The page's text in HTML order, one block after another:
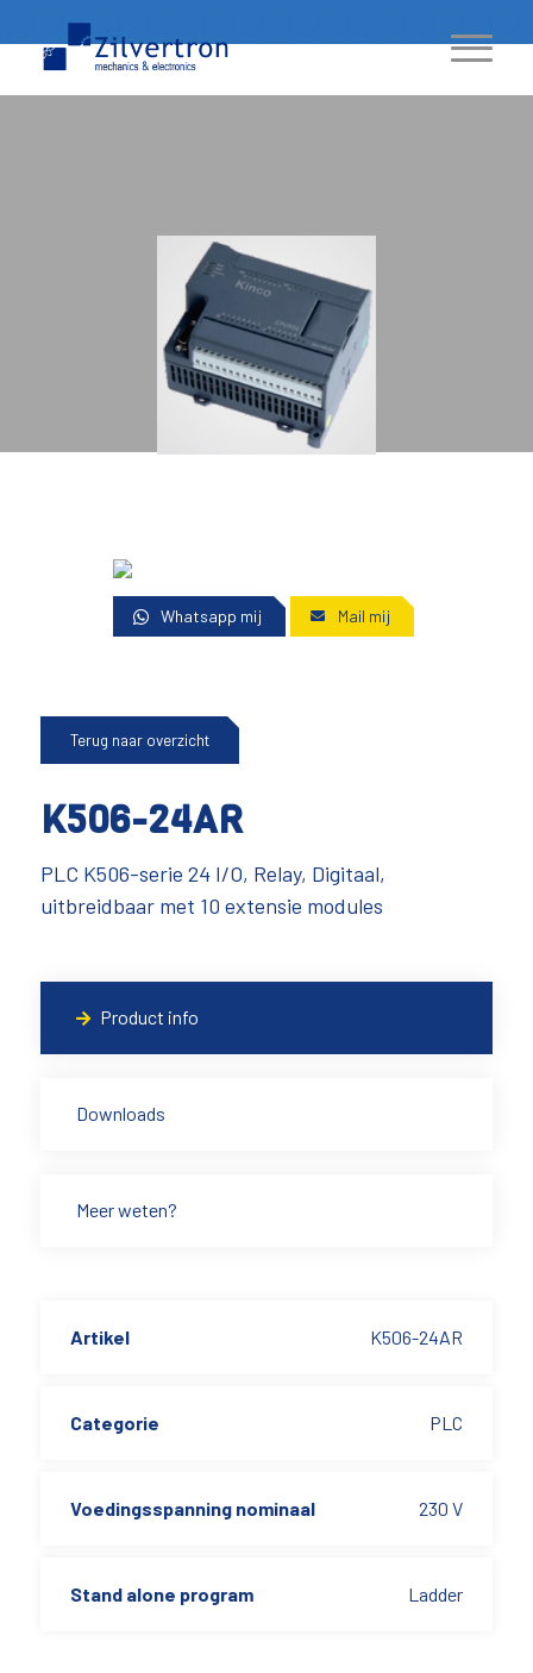
Whatsapp mij Mail mij
Terug naar overzicht
K506-24AR
PLC K506-serie 24 I/O, Relay, Digitaal,
uitbreidbaar met 10 extensie modules
Product info
Downloads
Meer weten?
Artikel K506-24AR
Categorie PLC
Voedingsspanning nominaal 230 V
Stand alone program Ladder